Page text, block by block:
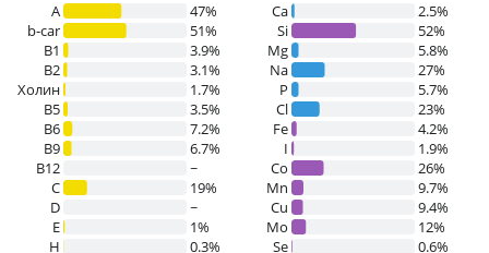
A
47%
b-car
51%
В1
3.9%
B2
3.1%
Холин
1.7%
B5
3.5%
B6
7.2%
B9
6.7%
B12
~
C
19%
D
~
E
1%
H
0.3%
Ca
2.5%
Si
52%
Mg
5.8%
Na
27%
P
5.7%
Cl
23%
Fe
4.2%
I
1.9%
Co
26%
Mn
9.7%
Cu
9.4%
Mo
12%
Se
0.6%